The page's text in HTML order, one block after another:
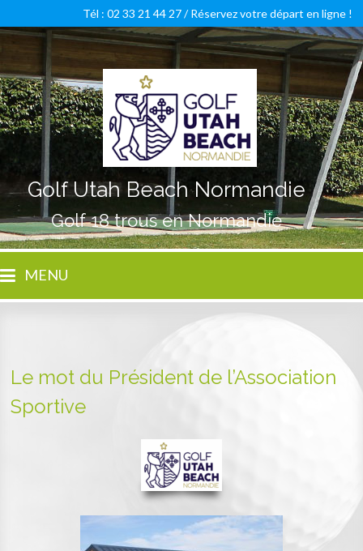
Golf Utah Beach Normandie
Golf 18 trous en Normandie
Tél : 02 33 21 44 27 /Réservez votre départ en ligne !
MENU
Le mot du Président de l’Association
Sportive